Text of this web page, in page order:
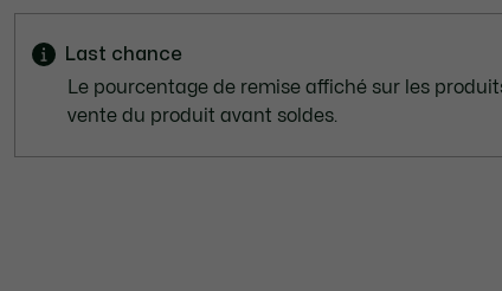
Last chance
Le pourcentage de remise affiché sur les
vente du produit avant soldes.